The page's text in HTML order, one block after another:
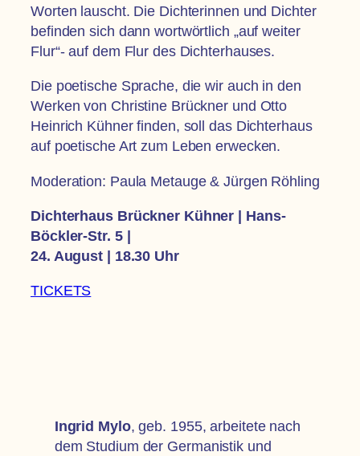
Worten lauscht. Die Dichterinnen und Dichter
befinden sich dann wortwörtlich „auf weiter
Flur“- auf dem Flur des Dichterhauses.
Die poetische Sprache, die wir auch in den
Werken von Christine Brückner und Otto
Heinrich Kühner finden, soll das Dichterhaus
auf poetische Art zum Leben erwecken.
Moderation: Paula Metauge & Jürgen Röhling
Dichterhaus Brückner Kühner | Hans-
Böckler-Str. 5 |
24. August | 18.30 Uhr
TICKETS
Ingrid Mylo, geb. 1955, arbeitete nach
dem Studium der Germanistik und